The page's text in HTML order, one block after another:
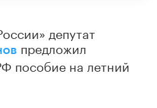
депутат
предложил
пособие на летний